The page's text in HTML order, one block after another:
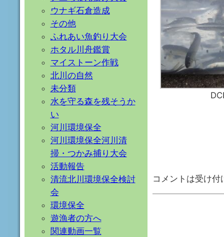
コメントは受け付
ウナギ石倉造成
その他
ふれあい魚釣り大会
ホタル川舟鑑賞
マイストーン作戦
北川の自然
未分類
水を守る森を残そうか
い
河川環境保全
河川環境保全河川清
掃・つかみ捕り大会
活動報告
清流北川環境保全検討
会
環境保全
遊漁者の方へ
関連動画一覧